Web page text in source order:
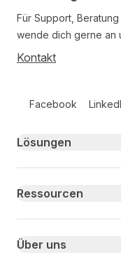
Für Support,
wende dich gerne an
Kontakt
Facebook
Primary footer
Lösungen
Ressourcen
Über uns